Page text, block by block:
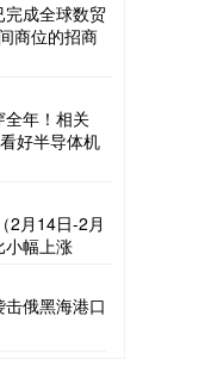
成全球数贸
商位的招商
全年！相关
好半导体机
2月14日-2月
小幅上涨
俄黑海港口